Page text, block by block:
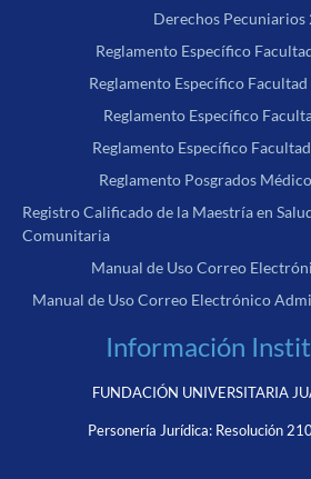
Derechos Pecuniarios
Reglamento Específico
Reglamento Específico
Reglamento Específico
Reglamento Específico
Reglamento Posgrados
Registro Calificado de la Maestría en
Comunitaria
Manual de Uso Correo
Manual de Uso Correo Electrónico
Información
FUNDACIÓN UNIVERSITARIA
Personería Jurídica: Resolución